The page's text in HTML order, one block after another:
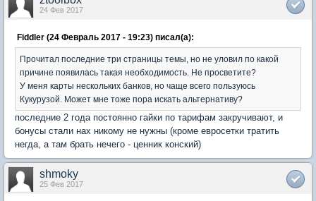
24 Фев 2017
Fiddler (24 Февраль 2017 - 19:23) писал(а):
Прочитал последние три страницы темы, но не уловил по какой
причине появилась такая необходимость. Не просветите?
У меня карты нескольких банков, но чаще всего пользуюсь
Кукурузой. Может мне тоже пора искать альтернативу?
последние 2 года постоянно гайки по тарифам закручивают, и
бонусы стали нах никому не нужны (кроме евросетки тратить
негда, а там брать нечего - ценник конский)
shmoky
25 Фев 2017